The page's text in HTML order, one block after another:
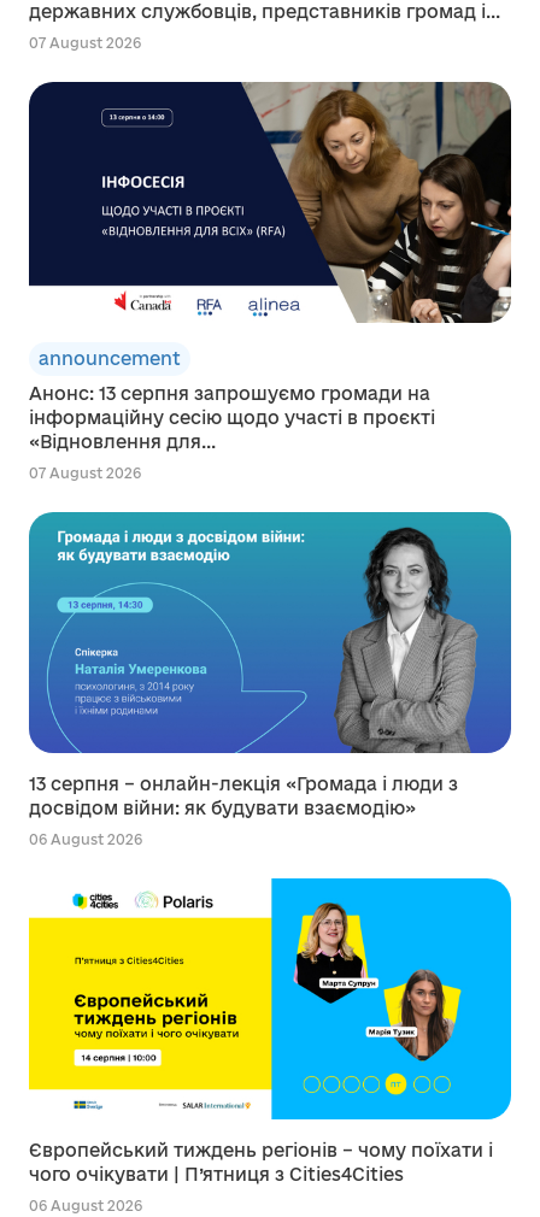
державних службовців, представників громад і...
07 August 2026
announcement
Анонс: 13 серпня запрошуємо громади на
інформаційну сесію щодо участі в проєкті
«Відновлення для...
07 August 2026
13 серпня – онлайн-лекція «Громада і люди з
досвідом війни: як будувати взаємодію»
06 August 2026
Європейський тиждень регіонів – чому поїхати і
чого очікувати | П’ятниця з Cities4Cities
06 August 2026